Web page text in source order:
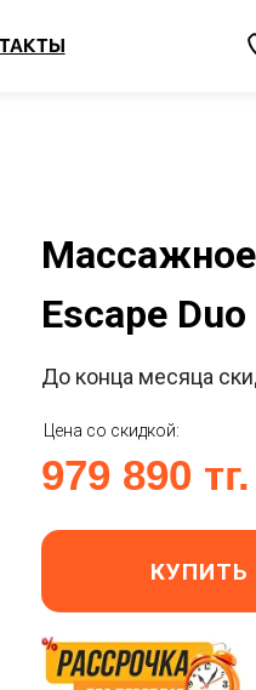
+7 708
Escape
979 890 тг.
КУПИТЬ
До конца месяца
Цена со скидкой: